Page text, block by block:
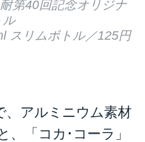
第40回記念オリジナ
ル
スリムボトル／125円
、アルミニウム素材
、「コカ･コーラ」